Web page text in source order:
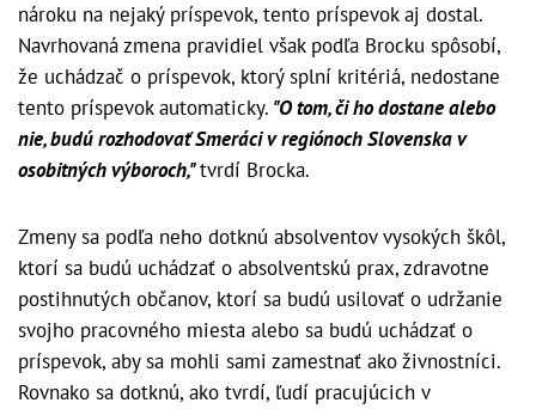
nároku na nejaký príspevok, tento príspevok aj dostal.
Navrhovaná zmena pravidiel však podľa Brocku spôsobí,
že uchádzač o príspevok, ktorý splní kritériá, nedostane
tento príspevok automaticky. "O tom, či ho dostane alebo
nie, budú rozhodovať Smeráci v regiónoch Slovenska v
osobitných výboroch,"tvrdí Brocka.
Zmeny sa podľa neho dotknú absolventov vysokých škôl,
ktorí sa budú uchádzať o absolventskú prax, zdravotne
postihnutých občanov, ktorí sa budú usilovať o udržanie
svojho pracovného miesta alebo sa budú uchádzať o
príspevok, aby sa mohli sami zamestnať ako živnostníci.
Rovnako sa dotknú, ako tvrdí, ľudí pracujúcich v